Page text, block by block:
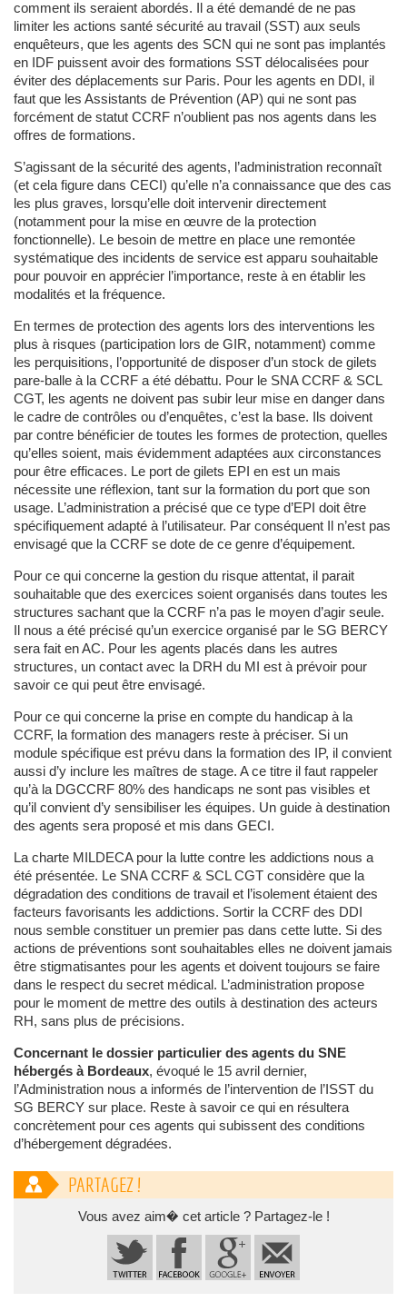
comment ils seraient abordés. Il a été demandé de ne pas
limiter les actions santé sécurité au travail (SST) aux seuls
enquêteurs, que les agents des SCN qui ne sont pas implantés
en IDF puissent avoir des formations SST délocalisées pour
éviter des déplacements sur Paris. Pour les agents en DDI, il
faut que les Assistants de Prévention (AP) qui ne sont pas
forcément de statut CCRF n’oublient pas nos agents dans les
offres de formations.
S’agissant de la sécurité des agents, l’administration reconnaît
(et cela figure dans CECI) qu’elle n’a connaissance que des cas
les plus graves, lorsqu’elle doit intervenir directement
(notamment pour la mise en œuvre de la protection
fonctionnelle). Le besoin de mettre en place une remontée
systématique des incidents de service est apparu souhaitable
pour pouvoir en apprécier l’importance, reste à en établir les
modalités et la fréquence.
En termes de protection des agents lors des interventions les
plus à risques (participation lors de GIR, notamment) comme
les perquisitions, l’opportunité de disposer d’un stock de gilets
pare-balle à la CCRF a été débattu. Pour le SNA CCRF & SCL
CGT, les agents ne doivent pas subir leur mise en danger dans
le cadre de contrôles ou d’enquêtes, c’est la base. Ils doivent
par contre bénéficier de toutes les formes de protection, quelles
qu’elles soient, mais évidemment adaptées aux circonstances
pour être efficaces. Le port de gilets EPI en est un mais
nécessite une réflexion, tant sur la formation du port que son
usage. L’administration a précisé que ce type d’EPI doit être
spécifiquement adapté à l’utilisateur. Par conséquent Il n’est pas
envisagé que la CCRF se dote de ce genre d’équipement.
Pour ce qui concerne la gestion du risque attentat, il parait
souhaitable que des exercices soient organisés dans toutes les
structures sachant que la CCRF n’a pas le moyen d’agir seule.
Il nous a été précisé qu’un exercice organisé par le SG BERCY
sera fait en AC. Pour les agents placés dans les autres
structures, un contact avec la DRH du MI est à prévoir pour
savoir ce qui peut être envisagé.
Pour ce qui concerne la prise en compte du handicap à la
CCRF, la formation des managers reste à préciser. Si un
module spécifique est prévu dans la formation des IP, il convient
aussi d’y inclure les maîtres de stage. A ce titre il faut rappeler
qu’à la DGCCRF 80% des handicaps ne sont pas visibles et
qu’il convient d’y sensibiliser les équipes. Un guide à destination
des agents sera proposé et mis dans GECI.
La charte MILDECA pour la lutte contre les addictions nous a
été présentée. Le SNA CCRF & SCL CGT considère que la
dégradation des conditions de travail et l’isolement étaient des
facteurs favorisants les addictions. Sortir la CCRF des DDI
nous semble constituer un premier pas dans cette lutte. Si des
actions de préventions sont souhaitables elles ne doivent jamais
être stigmatisantes pour les agents et doivent toujours se faire
dans le respect du secret médical. L’administration propose
pour le moment de mettre des outils à destination des acteurs
RH, sans plus de précisions.
Concernant le dossier particulier des agents du SNE
hébergés à Bordeaux, évoqué le 15 avril dernier,
l’Administration nous a informés de l’intervention de l’ISST du
SG BERCY sur place. Reste à savoir ce qui en résultera
concrètement pour ces agents qui subissent des conditions
d’hébergement dégradées.
PARTAGEZ !
Vous avez aim� cet article ? Partagez-le !